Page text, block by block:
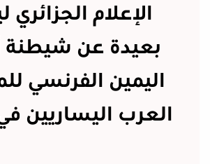
الإعلام
بعيدة عن
اليمين الفرنسي
العرب اليساريين